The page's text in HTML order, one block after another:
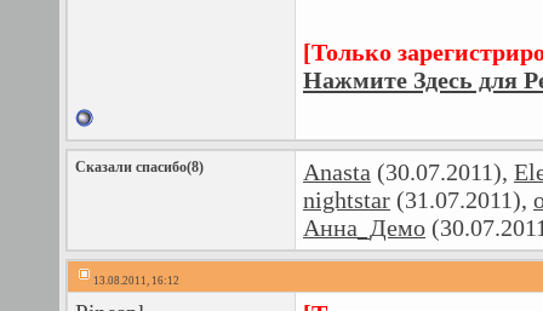
[Только
Нажмите Здесь для
Сказали спасибо(8) Anasta (30.07.2011),
nightstar (31.07.2011),
Анна_Демо
13.08.2011, 16:12